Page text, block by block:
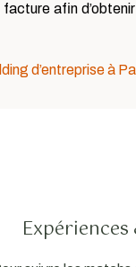
afin
d’entreprise à